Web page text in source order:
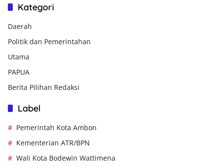
Kategori
Daerah
Politik dan Pemerintahan
Utama
PAPUA
Berita Pilihan Redaksi
Label
Pemerintah Kota Ambon
Kementerian ATR/BPN
Wali Kota Bodewin Wattimena